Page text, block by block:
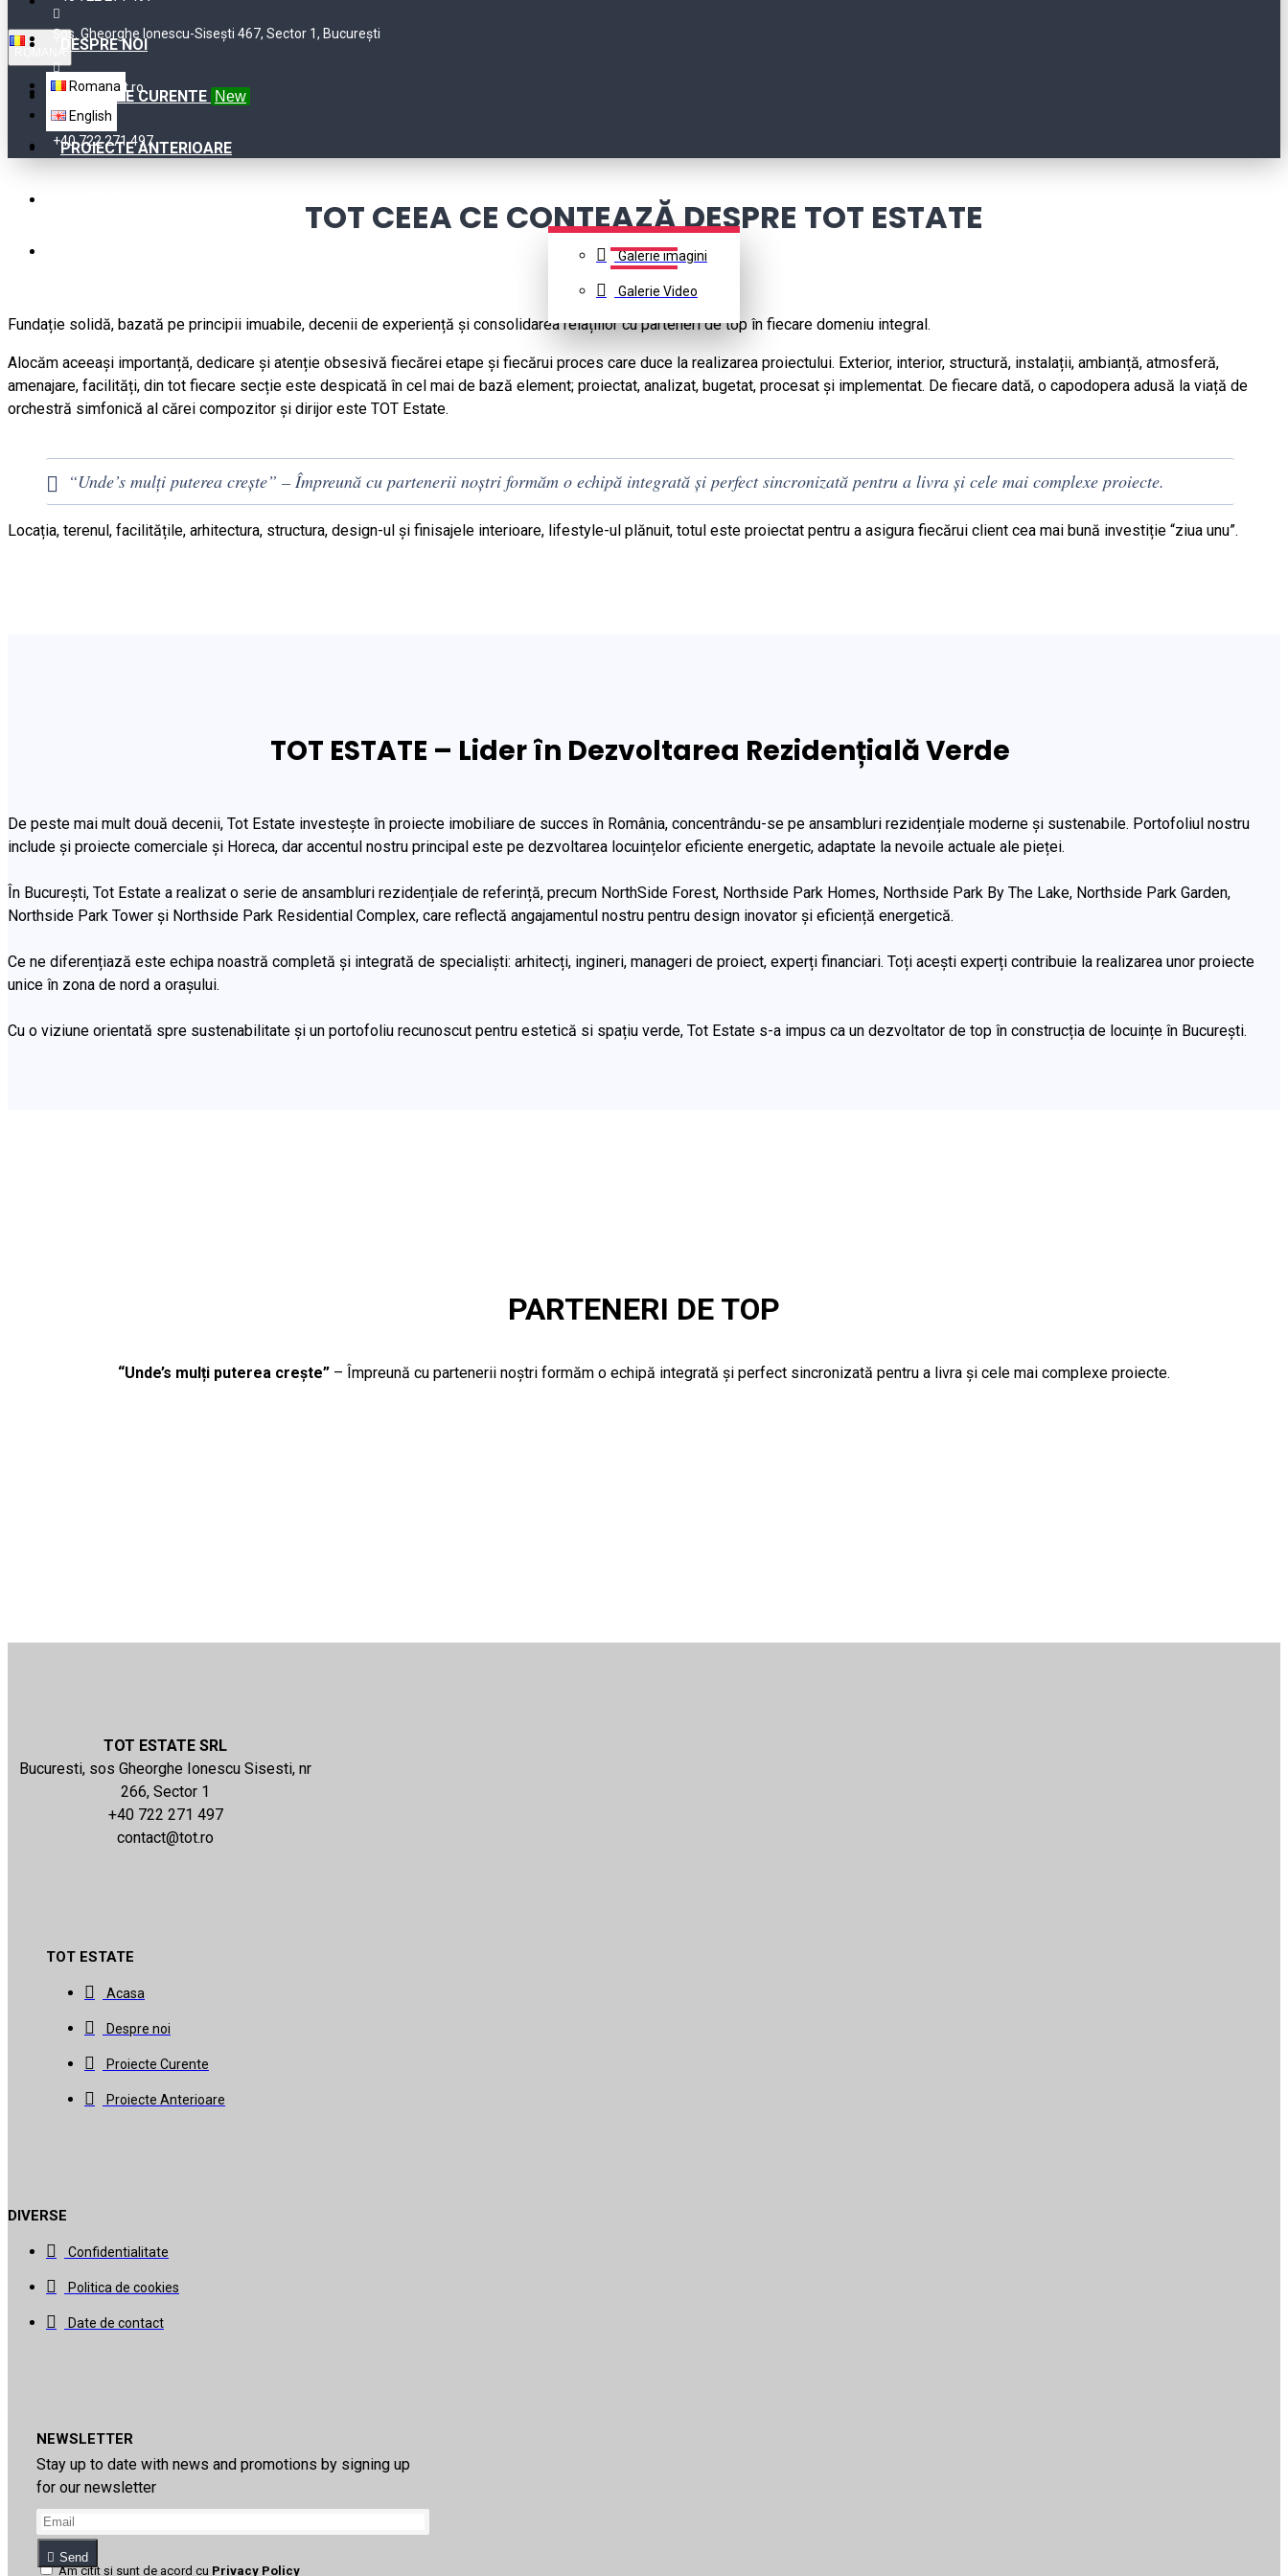
Romana
English
DESPRE NOI
PROIECTE CURENTE New
PROIECTE ANTERIOARE
Galerie imagini
Galerie Video
Șos. Gheorghe Ionescu-Sisești 467, Sector 1, București
contact@tot.ro
+40 722 271 497
TOT CEEA CE CONTEAZĂ DESPRE TOT ESTATE
Fundație solidă, bazată pe principii imuabile, decenii de experiență și consolidarea relațiilor cu parteneri de top în fiecare domeniu integral.
Alocăm aceeași importanță, dedicare și atenție obsesivă fiecărei etape și fiecărui proces care duce la realizarea proiectului. Exterior, interior, structură, instalații, ambianță, atmosferă,
amenajare, facilități, din tot fiecare secție este despicată în cel mai de bază element; proiectat, analizat, bugetat, procesat și implementat. De fiecare dată, o capodopera adusă la viață de
orchestră simfonică al cărei compozitor și dirijor este TOT Estate.
“Unde’s mulți puterea crește” – Împreună cu partenerii noștri formăm o echipă integrată și perfect sincronizată pentru a livra și cele mai complexe proiecte.
Locația, terenul, facilitățile, arhitectura, structura, design-ul și finisajele interioare, lifestyle-ul plănuit, totul este proiectat pentru a asigura fiecărui client cea mai bună investiție “ziua unu”.
TOT ESTATE – Lider în Dezvoltarea Rezidențială Verde
De peste mai mult două decenii, Tot Estate investește în proiecte imobiliare de succes în România, concentrându-se pe ansambluri rezidențiale moderne și sustenabile. Portofoliul nostru
include și proiecte comerciale și Horeca, dar accentul nostru principal este pe dezvoltarea locuințelor eficiente energetic, adaptate la nevoile actuale ale pieței.
În București, Tot Estate a realizat o serie de ansambluri rezidențiale de referință, precum NorthSide Forest, Northside Park Homes, Northside Park By The Lake, Northside Park Garden,
Northside Park Tower și Northside Park Residential Complex, care reflectă angajamentul nostru pentru design inovator și eficiență energetică.
Ce ne diferențiază este echipa noastră completă și integrată de specialiști: arhitecți, ingineri, manageri de proiect, experți financiari. Toți acești experți contribuie la realizarea unor proiecte
unice în zona de nord a orașului.
Cu o viziune orientată spre sustenabilitate și un portofoliu recunoscut pentru estetică si spațiu verde, Tot Estate s-a impus ca un dezvoltator de top în construcția de locuințe în București.
PARTENERI DE TOP
“Unde’s mulți puterea crește”– Împreună cu partenerii noștri formăm o echipă integrată și perfect sincronizată pentru a livra și cele mai complexe proiecte.
TOT ESTATE SRL
Bucuresti, sos Gheorghe Ionescu Sisesti, nr
266, Sector 1
+40 722 271 497
contact@tot.ro
TOT ESTATE
Acasa
Despre noi
Proiecte Curente
Proiecte Anterioare
DIVERSE
Confidentialitate
Politica de cookies
Date de contact
NEWSLETTER
Stay up to date with news and promotions by signing up
for our newsletter
Send
Am citit şi sunt de acord cu Privacy Policy